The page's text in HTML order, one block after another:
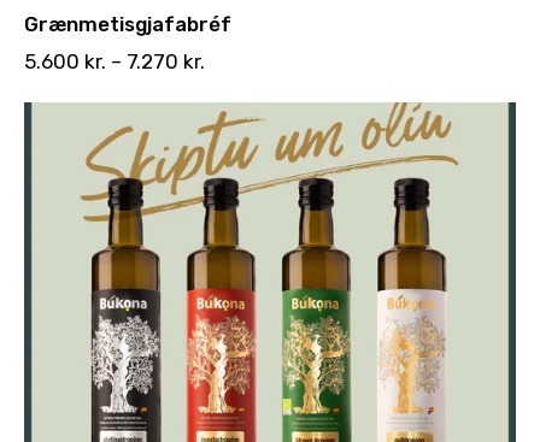
Grænmetisgjafabréf
5.600 kr. – 7.270 kr.